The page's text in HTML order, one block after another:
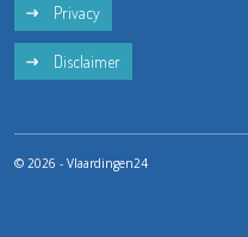
Privacy
Disclaimer
© 2026 - Vlaardingen24